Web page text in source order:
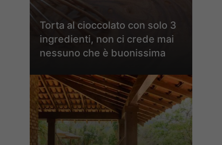
Torta al cioccolato con solo 3
ingredienti, non ci crede mai
nessuno che è buonissima